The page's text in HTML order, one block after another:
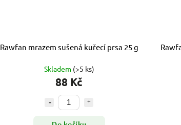
Rawfan mrazem sušená kuřecí prsa 25 g
Skladem (>5 ks)
88 Kč